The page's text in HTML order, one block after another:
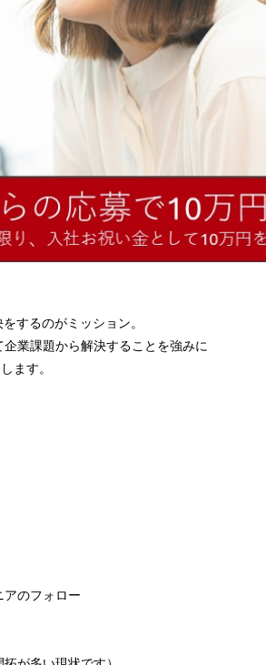
するのがミッション。
業課題から解決することを強みに
ます。
アのフォロー